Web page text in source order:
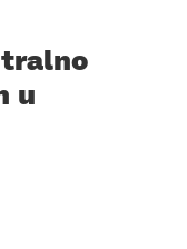
u